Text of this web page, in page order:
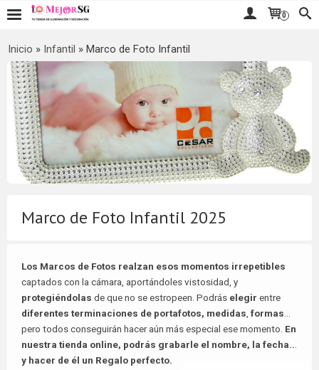
0
Inicio » Infantil » Marco de Foto Infantil
Marco de Foto Infantil 2025
Los Marcos de Fotos realzan esos momentos irrepetibles
captados con la cámara, aportándoles vistosidad, y
protegiéndolas de que no se estropeen. Podrás elegir entre
diferentes terminaciones de portafotos, medidas formas
pero todos conseguirán hacer aún más especial ese momento. En
nuestra tienda online, podrás grabarle el nombre, la fecha..
y hacer de él un Regalo perfecto.